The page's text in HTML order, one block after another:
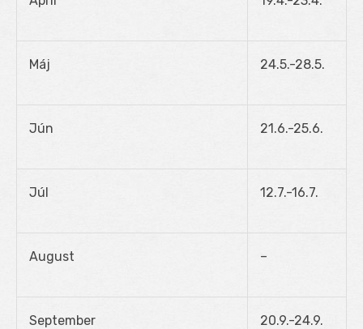
Máj 24.5.-28.5.
Jún 21.6.-25.6.
Júl 12.7.-16.7.
August –
September 20.9.-24.9.